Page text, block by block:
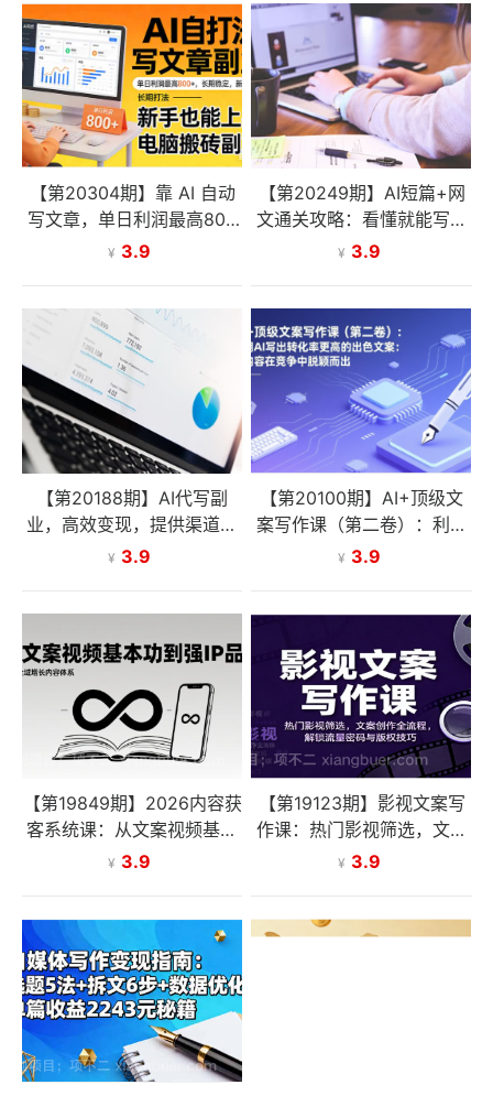
【第20304期】靠 AI 自动
写文章，单日利润最高800
+，长期打法，新手也能上
¥ 3.9
【第20249期】AI短篇+网
文通关攻略：看懂就能写、
写完就能过稿，让写作变现
¥ 3.9
【第20188期】AI代写副
业，高效变现，提供渠道，
永不失业副业兼职 全职月入
¥ 3.9
【第20100期】AI+顶级文
案写作课（第二卷）：利用
AI写出转化率更高的出色文
¥ 3.9
【第19849期】2026内容获
客系统课：从文案视频基本
功到强IP品牌，构建全域增
¥ 3.9
【第19123期】影视文案写
作课：热门影视筛选，文案
创作全流程，解锁流量密码
¥ 3.9